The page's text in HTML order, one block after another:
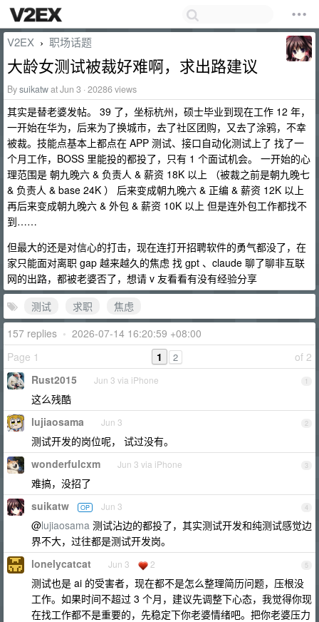
V2EX › 职场话题
大龄女测试被裁好难啊，求出路建议
Bysuikatwat Jun 3 · 20286 views
其实是替老婆发帖。 39 了，坐标杭州，硕士毕业到现在工作 12 年，
一开始在华为，后来为了换城市，去了社区团购，又去了涂鸦，不幸
被裁。技能点基本上都点在 APP 测试、接口自动化测试上了 找了一
个月工作，BOSS 里能投的都投了，只有 1 个面试机会。 一开始的心
理范围是 朝九晚六 & 负责人 & 薪资 18K 以上 （被裁之前是朝九晚七
& 负责人 & base 24K ） 后来变成朝九晚六 & 正编 & 薪资 12K 以上
再后来变成朝九晚六 & 外包 & 薪资 10K 以上 但是连外包工作都找不
到……
但最大的还是对信心的打击，现在连打开招聘软件的勇气都没了，在
家只能面对离职 gap 越来越久的焦虑 找 gpt 、claude 聊了聊非互联
网的出路，都被老婆否了，想请 v 友看看有没有经验分享
测试
求职
焦虑
157 replies • 2026-07-14 16:20:59 +08:00
Page 1
of 2
1 2
1
Rust2015 Jun 3 via iPhone
这么残酷
2
lujiaosama Jun 3
测试开发的岗位呢， 试过没有。
3
wonderfulcxm Jun 3 via iPhone
难搞，没招了
4
suikatw OP Jun 3
@lujiaosama 测试沾边的都投了，其实测试开发和纯测试感觉边
界不大，过往都是测试开发岗。
5
lonelycatcat Jun 3 2
测试也是 ai 的受害者，现在都不是怎么整理简历问题，压根没
工作。如果时间不超过 3 个月，建议先调整下心态，我觉得你现
在找工作都不是重要的，先稳定下你老婆情绪吧。把你老婆压力